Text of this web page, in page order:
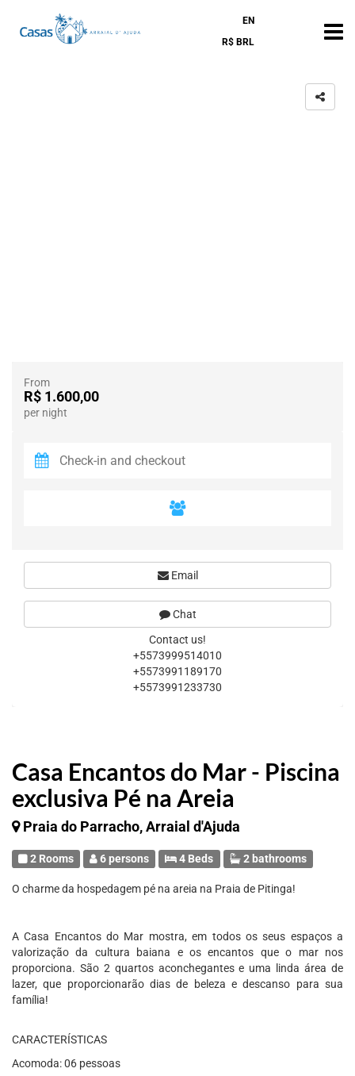
EN
R$ BRL
Casa Encantos do Mar - Piscina
exclusiva Pé na Areia
Praia do Parracho, Arraial d'Ajuda
2 Rooms 6 persons 4 Beds 2 bathrooms
O charme da hospedagem pé na areia na Praia de Pitinga!
A Casa Encantos do Mar mostra, em todos os seus espaços a
valorização da cultura baiana e os encantos que o mar nos
proporciona. São 2 quartos aconchegantes e uma linda área de
lazer, que proporcionarão dias de beleza e descanso para sua
família!
CARACTERÍSTICAS
Acomoda: 06 pessoas
From
R$ 1.600,00
per night
Email
Chat
Contact us!
+5573999514010
+5573991189170
+5573991233730